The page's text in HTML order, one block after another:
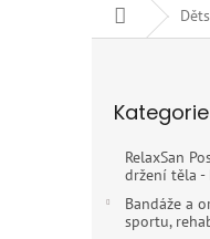
Domů
kategorie
Kategorie
RelaxSan
držení těla -
Bandáže a
sportu,